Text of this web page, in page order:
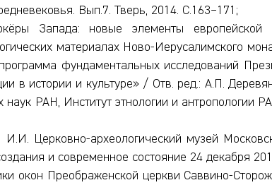
Вып.7. Тверь, 2014. С.163–171;
Запада: новые элементы европейской
материалах Ново-Иерусалимского
фундаментальных исследований
в истории и культуре» / Отв. ред.: А.П.
наук РАН, Институт этнологии и антропологии
Церковно-археологический музей
и современное состояние 24 декабря
окон Преображенской церкви Саввино-